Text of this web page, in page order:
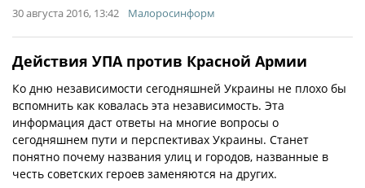
30 августа 2016, 13:42 Малоросинформ
Действия УПА против Красной Армии
Ко дню независимости сегодняшней Украины не плохо бы
вспомнить как ковалась эта независимость. Эта
информация даст ответы на многие вопросы о
сегодняшнем пути и перспективах Украины. Станет
понятно почему названия улиц и городов, названные в
честь советских героев заменяются на других.